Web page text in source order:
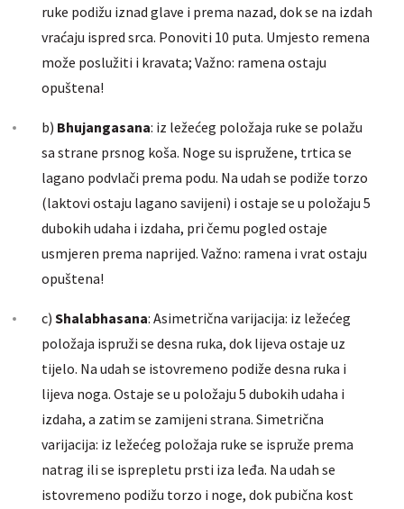
ruke podižu iznad glave i prema nazad, dok se na izdah
vraćaju ispred srca. Ponoviti 10 puta. Umjesto remena
može poslužiti i kravata; Važno: ramena ostaju
opuštena!
b) Bhujangasana: iz ležećeg položaja ruke se polažu
sa strane prsnog koša. Noge su ispružene, trtica se
lagano podvlači prema podu. Na udah se podiže torzo
(laktovi ostaju lagano savijeni) i ostaje se u položaju 5
dubokih udaha i izdaha, pri čemu pogled ostaje
usmjeren prema naprijed. Važno: ramena i vrat ostaju
opuštena!
c) Shalabhasana: Asimetrična varijacija: iz ležećeg
položaja ispruži se desna ruka, dok lijeva ostaje uz
tijelo. Na udah se istovremeno podiže desna ruka i
lijeva noga. Ostaje se u položaju 5 dubokih udaha i
izdaha, a zatim se zamijeni strana. Simetrična
varijacija: iz ležećeg položaja ruke se ispruže prema
natrag ili se isprepletu prsti iza leđa. Na udah se
istovremeno podižu torzo i noge, dok pubična kost